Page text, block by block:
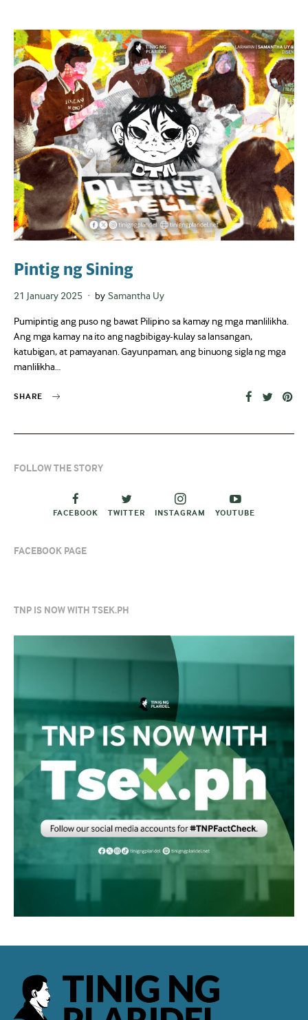
Pintig ng Sining
Posted
21 January 2025 by Samantha Uy
Pumipintig ang puso ng bawat Pilipino sa kamay ng mga manlilikha.
Ang mga kamay na ito ang nagbibigay-kulay sa lansangan,
katubigan, at pamayanan. Gayunpaman, ang binuong sigla ng mga
manlilikha…
SHARE
FOLLOW THE STORY
FACEBOOK TWITTER INSTAGRAM YOUTUBE
FACEBOOK PAGE
TNP IS NOW WITH TSEK.PH